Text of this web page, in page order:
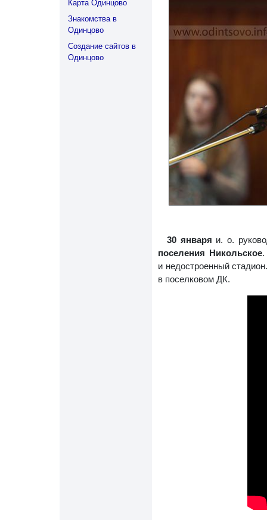
Карта Одинцово
Знакомства в
Одинцово
Создание сайтов в
Одинцово
30 января и. о.
поселения Никольское.
и недостроенный
в поселковом ДК.